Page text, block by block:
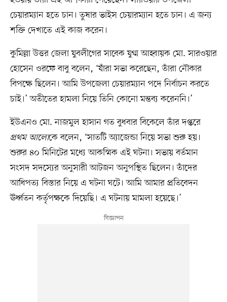
চেয়ারম্যান হতে চান। তুষার ভাইস চেয়ারম্যান হতে চান। এ জন্য
শক্তি দেখাতে এই কাজ করেন।
কুমিল্লা উত্তর জেলা যুবলীগের সাবেক যুগ্ম আহ্বায়ক মো. সারওয়ার
হোসেন ওরফে বাবু বলেন, ‘যাঁরা সভা করেছেন, তাঁরা নৌকার
বিপক্ষে ছিলেন। আমি উপজেলা চেয়ারম্যান পদে নির্বাচন করতে
চাই।’ অতীতের হামলা নিয়ে তিনি কোনো মন্তব্য করেননি।’
ইউএনও মো. নাজমুল হাসান গত বুধবার বিকেলে তাঁর দপ্তরে
প্রথম আলোকে বলেন, ‘সাতটি অ্যাজেন্ডা নিয়ে সভা শুরু হয়।
শুরুর ৪০ মিনিটের মধ্যে আকস্মিক এই ঘটনা। সভায় বর্তমান
সংসদ সদস্যের অনুসারী আটজন অনুপস্থিত ছিলেন। তাঁদের
আধিপত্য বিস্তার নিয়ে এ ঘটনা ঘটে। আমি আমার প্রতিবেদন
ঊর্ধ্বতন কর্তৃপক্ষকে দিয়েছি। এ ঘটনায় মামলা হয়েছে।’